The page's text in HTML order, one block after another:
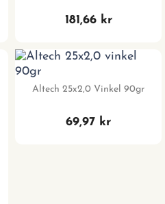
181,66 kr
Altech 25x2,0 Vinkel 90gr
69,97 kr